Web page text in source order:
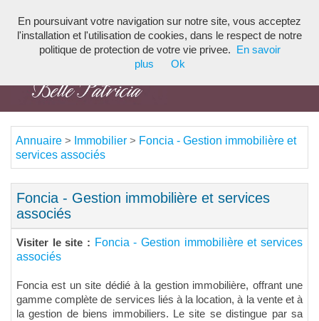
Annuaire > Immobilier > Foncia - Gestion immobilière et
services associés
Foncia - Gestion immobilière et services
associés
Visiter le site : Foncia - Gestion immobilière et services
associés
Foncia est un site dédié à la gestion immobilière, offrant une
gamme complète de services liés à la location, à la vente et à
la gestion de biens immobiliers. Le site se distingue par sa
En poursuivant votre navigation sur notre site, vous acceptez
l'installation et l'utilisation de cookies, dans le respect de notre
politique de protection de votre vie privee.
En savoir
plus
Ok